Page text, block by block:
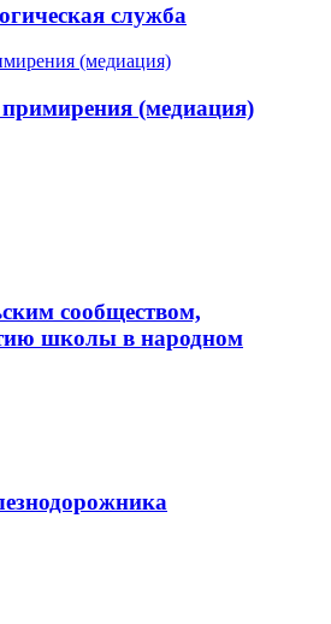
служба
(медиация)
сообществом,
школы в народном